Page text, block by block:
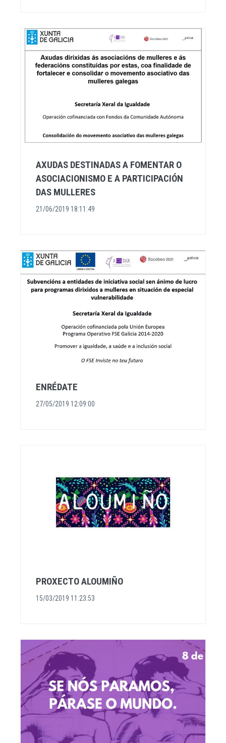
AXUDAS DESTINADAS A FOMENTAR O
ASOCIACIONISMO E A PARTICIPACIÓN
DAS MULLERES
21/06/2019 18:11:49
ENRÉDATE
27/05/2019 12:09:00
PROXECTO ALOUMIÑO
15/03/2019 11:23:53